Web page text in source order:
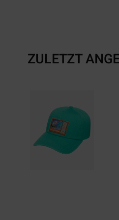
ZULETZT